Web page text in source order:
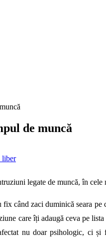
de muncă
liber
legate de muncă, în cele
când zaci duminică seara
care îți adaugă ceva pe
nu doar psihologic,